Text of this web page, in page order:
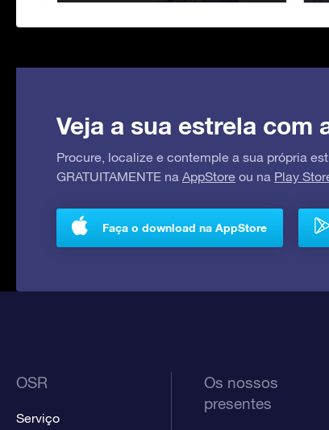
Veja a sua estrela com
Procure, localize e contemple a sua própria
GRATUITAMENTE na AppStore ou na Play
Faça o download na AppStore
OSR
Serviço
Os nossos
presentes